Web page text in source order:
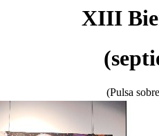
XIII
(Pulsa